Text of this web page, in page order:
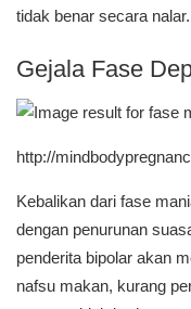
tidak benar secara nalar.
Gejala Fase
http://
Kebalikan dari fase
dengan penurunan
penderita bipolar akan
nafsu makan, kurang